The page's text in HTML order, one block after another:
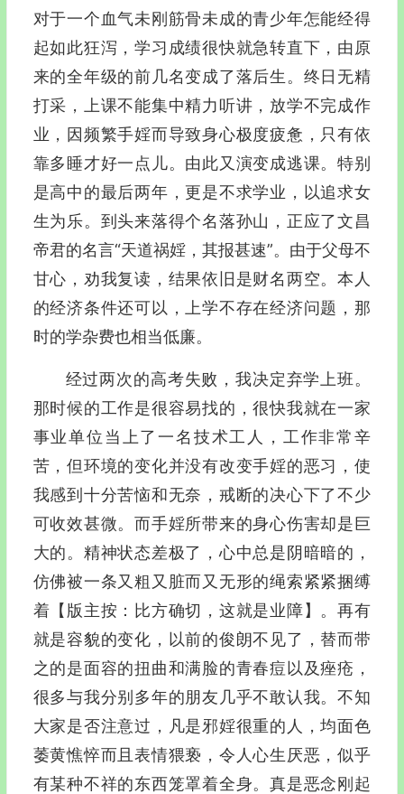
对于一个血气未刚筋骨未成的青少年怎能经得
起如此狂泻，学习成绩很快就急转直下，由原
来的全年级的前几名变成了落后生。终日无精
打采，上课不能集中精力听讲，放学不完成作
业，因频繁手婬而导致身心极度疲惫，只有依
靠多睡才好一点儿。由此又演变成逃课。特别
是高中的最后两年，更是不求学业，以追求女
生为乐。到头来落得个名落孙山，正应了文昌
帝君的名言“天道祸婬，其报甚速”。由于父母不
甘心，劝我复读，结果依旧是财名两空。本人
的经济条件还可以，上学不存在经济问题，那
时的学杂费也相当低廉。
经过两次的高考失败，我决定弃学上班。
那时候的工作是很容易找的，很快我就在一家
事业单位当上了一名技术工人，工作非常辛
苦，但环境的变化并没有改变手婬的恶习，使
我感到十分苦恼和无奈，戒断的决心下了不少
可收效甚微。而手婬所带来的身心伤害却是巨
大的。精神状态差极了，心中总是阴暗暗的，
仿佛被一条又粗又脏而又无形的绳索紧紧捆缚
着【版主按：比方确切，这就是业障】。再有
就是容貌的变化，以前的俊朗不见了，替而带
之的是面容的扭曲和满脸的青春痘以及痤疮，
很多与我分别多年的朋友几乎不敢认我。不知
大家是否注意过，凡是邪婬很重的人，均面色
萎黄憔悴而且表情猥亵，令人心生厌恶，似乎
有某种不祥的东西笼罩着全身。真是恶念刚起